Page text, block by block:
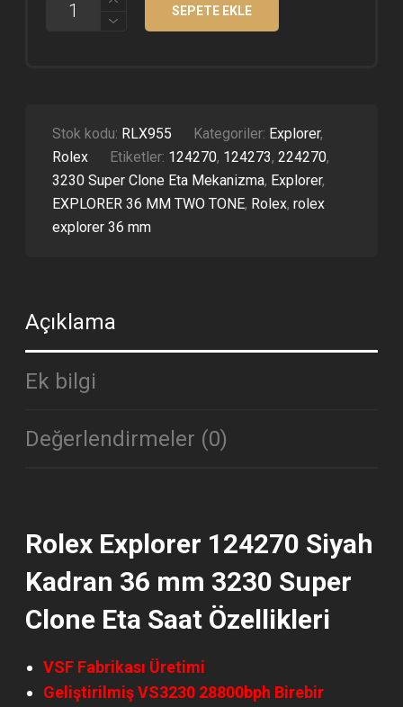
EXPLORER
SUPER
CLONE
ETA
ADET
SEPETE EKLE
Stok kodu: RLX955 Kategoriler: Explorer,
Rolex
Etiketler: 124270, 124273,224270,
3230 Super Clone Eta Mekanizma, Explorer,
EXPLORER 36 MM TWO TONE, Rolex,rolex
explorer 36 mm
Açıklama
Ek bilgi
Değerlendirmeler (0)
Rolex Explorer 124270 Siyah
Kadran 36 mm 3230 Super
Clone Eta Saat Özellikleri
VSF Fabrikası Üretimi
Geliştirilmiş VS3230 28800bph Birebir